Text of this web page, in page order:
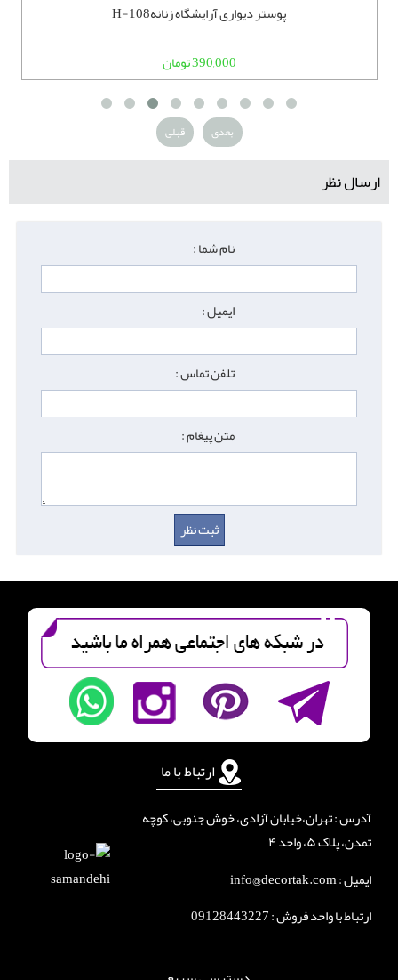
پوستر دیواری آرایشگاه زنانهH-108
390,000 تومان
قبلی بعدی
ارسال نظر
نام شما :
ایمیل :
تلفن تماس :
متن پیغام :
ارتباط با ما
آدرس : تهران،خیابان آزادی، خوش جنوبی، کوچه
تمدن، پلاک ۵، واحد ۴
ایمیل : info@decortak.com
ارتباط با واحد فروش :09128443227